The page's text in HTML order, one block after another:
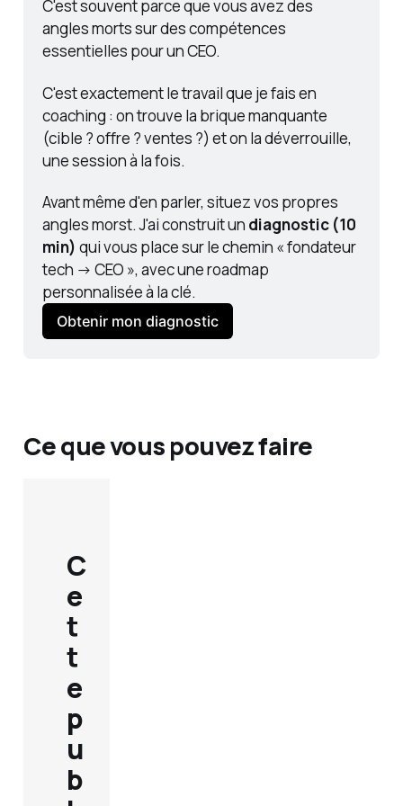
C'est souvent parce que vous avez des
angles morts sur des compétences
essentielles pour un CEO.
C'est exactement le travail que je fais en
coaching : on trouve la brique manquante
(cible ? offre ? ventes ?) et on la déverrouille,
une session à la fois.
Avant même d'en parler, situez vos propres
angles morst. J'ai construit un diagnostic (10
min) qui vous place sur le chemin « fondateur
tech → CEO », avec une roadmap
personnalisée à la clé.
Obtenir mon diagnostic
Ce que vous pouvez faire
C
e
t
t
e
p
u
b